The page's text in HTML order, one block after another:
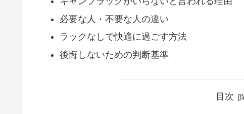
必要な人・不要な人の違い
ラックなしで快適に過ごす方法
後悔しないための判断基準
目次